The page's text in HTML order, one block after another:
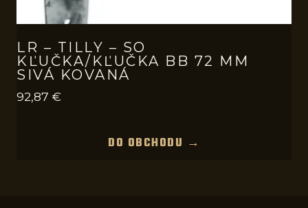
LR – TILLY – SO
KĽUČKA/KĽUČKA BB 72 MM
SIVÁ KOVANÁ
92,87 €
DO OBCHODU →